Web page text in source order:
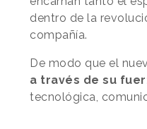
dentro de la
compañía.
De modo que el
a través de su
tecnológica,